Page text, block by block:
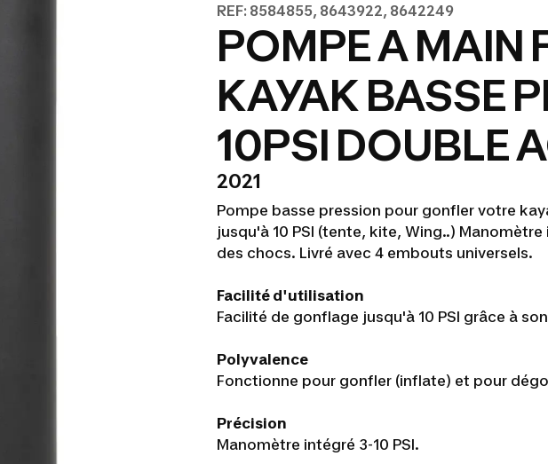
REF: 8584855, 8643922, 8642249
POMPE A MAIN
KAYAK BASSE
10PSI DOUBLE
2021
Pompe basse pression pour gonfler votre
jusqu'à 10 PSI (tente, kite, Wing..)
des chocs. Livré avec 4 embouts universels.
Facilité d'utilisation
Facilité de gonflage jusqu'à 10 PSI grâce à
Polyvalence
Fonctionne pour gonfler (inflate) et pour
Précision
Manomètre intégré 3-10 PSI.